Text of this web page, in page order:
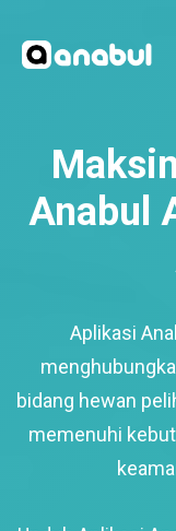
Anabul
Aplikasi
bidang hewan
memenuhi